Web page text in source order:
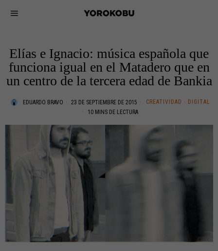
Elías e Ignacio: música española que
funciona igual en el Matadero que en
un centro de la tercera edad de Bankia
EDUARDO BRAVO 23 DE SEPTIEMBRE DE 2015 CREATIVIDAD · DIGITAL
10 MINS DE LECTURA